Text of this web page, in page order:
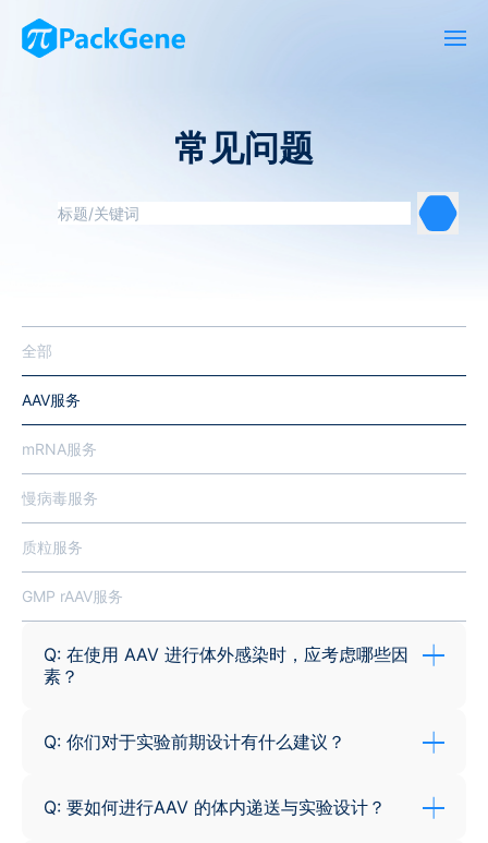
常见问题
全部
AAV服务
mRNA服务
慢病毒服务
质粒服务
GMP rAAV服务
Q: 在使用 AAV 进行体外感染时，应考虑哪些因
素？
Q: 你们对于实验前期设计有什么建议？
Q: 要如何进行AAV 的体内递送与实验设计？